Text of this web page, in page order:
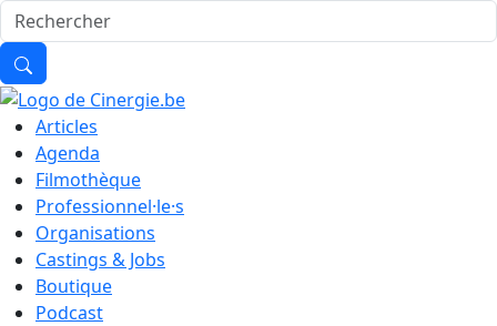
Articles
Agenda
Filmothèque
Professionnel·le·s
Organisations
Castings & Jobs
Boutique
Podcast